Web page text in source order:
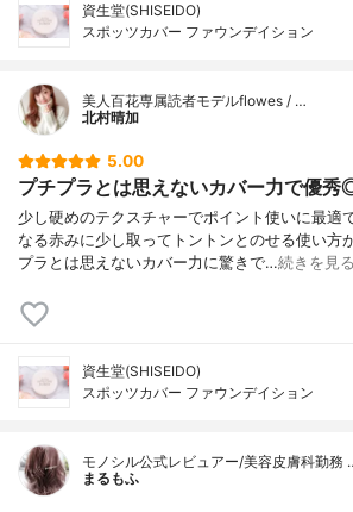
資生堂(SHISEIDO)
スポッツカバー ファウンデイション
美人百花専属読者モデルflowes / …
北村晴加
5.00
プチプラとは思えないカバー力で優
少し硬めのテクスチャーでポイント使いに最適
なる赤みに少し取ってトントンとのせる使い方
プラとは思えないカバー力に驚きで…続きを見る
資生堂(SHISEIDO)
スポッツカバー ファウンデイション
モノシル公式レビュアー/美容皮膚科勤務
まるもふ